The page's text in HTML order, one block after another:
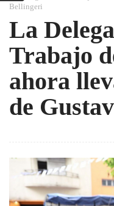
Bellingeri
La
Trabajo
ahora
de